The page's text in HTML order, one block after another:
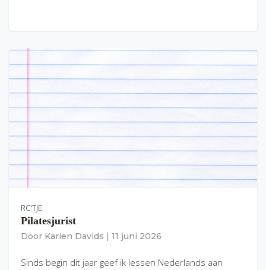
RC'TJE
Pilatesjurist
Door Karien Davids 11 juni 2026
Sinds begin dit jaar geef ik lessen Nederlands aan